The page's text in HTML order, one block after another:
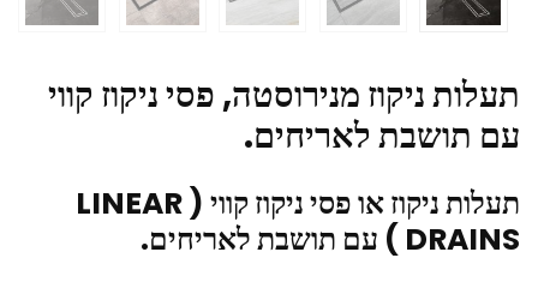
תעלות ניקוז מנירוסטה, פסי ניקוז קווי
עם תושבת לאריחים.
תעלות ניקוז או פסי ניקוז קווי ( LINEAR
DRAINS ) עם תושבת לאריחים.